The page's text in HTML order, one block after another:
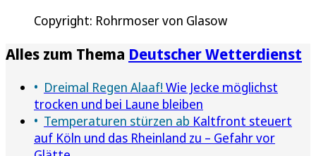
Copyright: Rohrmoser von Glasow
Alles zum Thema Deutscher Wetterdienst
Dreimal Regen Alaaf! Wie Jecke möglichst
trocken und bei Laune bleiben
Temperaturen stürzen ab Kaltfront steuert
auf Köln und das Rheinland zu – Gefahr vor